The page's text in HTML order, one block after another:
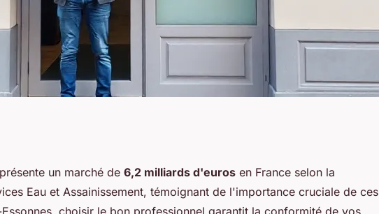
91 : votre
un marché de 6,2 milliards d'euros en France selon la
Eau et Assainissement, témoignant de l'importance cruciale de ces
choisir le bon professionnel garantit la conformité de vos